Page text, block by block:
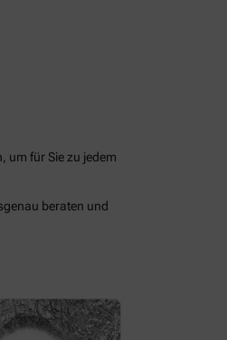
um für Sie zu jedem
beraten und